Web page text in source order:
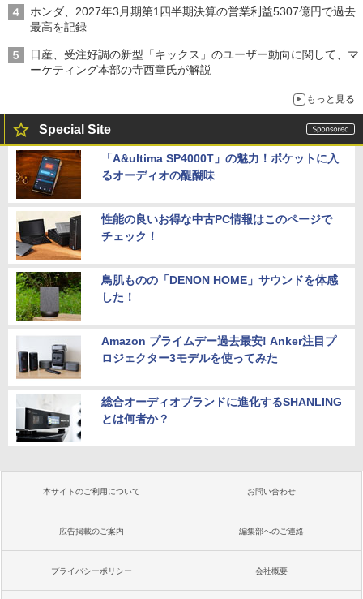
ホンダ、2027年3月期第1四半期決算の営業利益5307億円で過去
最高を記録
日産、受注好調の新型「キックス」のユーザー動向に関して、マ
ーケティング本部の寺西章氏が解説
もっと見る
Special Site
「A&ultima SP4000T」の魅力！ポケットに入
るオーディオの醍醐味
性能の良いお得な中古PC情報はこのページで
チェック！
鳥肌ものの「DENON HOME」サウンドを体感
した！
Amazon プライムデー過去最安! Anker注目プ
ロジェクター3モデルを使ってみた
総合オーディオブランドに進化するSHANLING
とは何者か？
本サイトのご利用について お問い合わせ
広告掲載のご案内 編集部へのご連絡
プライバシーポリシー 会社概要